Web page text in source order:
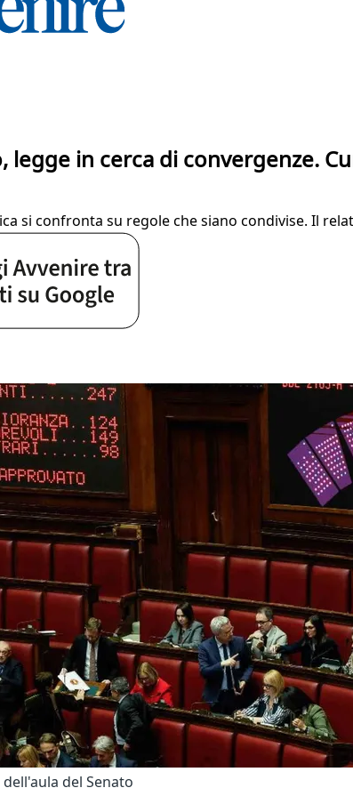
legge in cerca di convergenze.
si confronta su regole che siano condivise. Il
del Senato